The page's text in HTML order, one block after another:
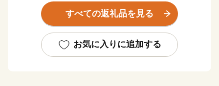
伊勢本街道の宿場町として栄え、当時のにぎわいぶりを
伝える街並みは、古の旅人の思いを今も伝えています。
平成18年1月の合併によって「宇陀市」となってから
は、日々新たな歴史を刻んでいます。
すべての返礼品を見る
お気に入りに追加する